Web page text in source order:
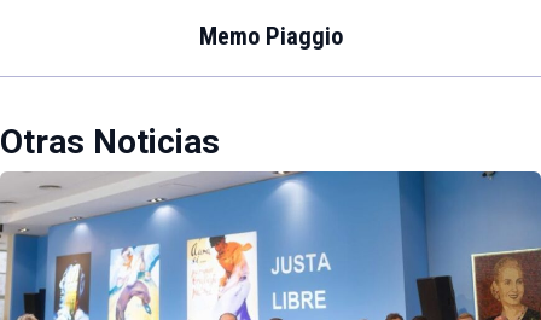
Memo Piaggio
Otras Noticias